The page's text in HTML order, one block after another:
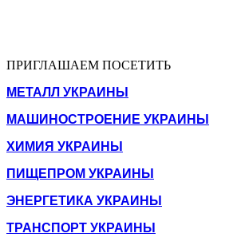
ПРИГЛАШАЕМ ПОСЕТИТЬ
МЕТАЛЛ УКРАИНЫ
МАШИНОСТРОЕНИЕ УКРАИНЫ
ХИМИЯ УКРАИНЫ
ПИЩЕПРОМ УКРАИНЫ
ЭНЕРГЕТИКА УКРАИНЫ
ТРАНСПОРТ УКРАИНЫ